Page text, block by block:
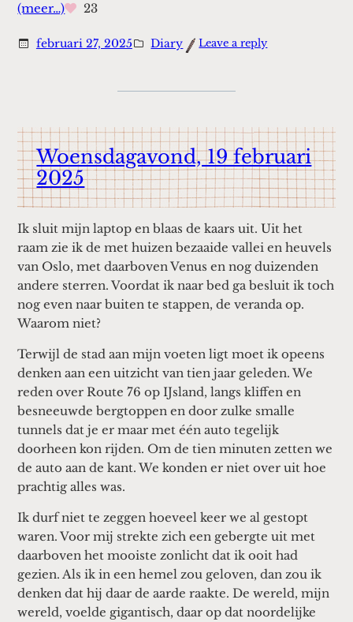
(meer…) 23
februari 27, 2025 Diary Leave a reply:
Woensdagavond, 19 februari
2025
Ik sluit mijn laptop en blaas de kaars uit. Uit het
raam zie ik de met huizen bezaaide vallei en heuvels
van Oslo, met daarboven Venus en nog duizenden
andere sterren. Voordat ik naar bed ga besluit ik toch
nog even naar buiten te stappen, de veranda op.
Waarom niet?
Terwijl de stad aan mijn voeten ligt moet ik opeens
denken aan een uitzicht van tien jaar geleden. We
reden over Route 76 op IJsland, langs kliffen en
besneeuwde bergtoppen en door zulke smalle
tunnels dat je er maar met één auto tegelijk
doorheen kon rijden. Om de tien minuten zetten we
de auto aan de kant. We konden er niet over uit hoe
prachtig alles was.
Ik durf niet te zeggen hoeveel keer we al gestopt
waren. Voor mij strekte zich een gebergte uit met
daarboven het mooiste zonlicht dat ik ooit had
gezien. Als ik in een hemel zou geloven, dan zou ik
denken dat hij daar de aarde raakte. De wereld, mijn
wereld, voelde gigantisch, daar op dat noordelijke